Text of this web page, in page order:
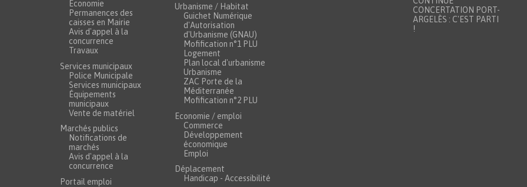
Économie
Permanences des
caisses en Mairie
Avis d'appel à la
concurrence
Travaux
Services municipaux
Police Municipale
Services municipaux
Équipements
municipaux
Vente de matériel
Marchés publics
Notifications de
marchés
Avis d'appel à la
concurrence
Portail emploi
Urbanisme / Habitat
Guichet Numérique
d'Autorisation
d'Urbanisme (GNAU)
Mofification n°1 PLU
Logement
Plan local d'urbanisme
Urbanisme
ZAC Porte de la
Méditerranée
Mofification n°2 PLU
Economie / emploi
Commerce
Développement
économique
Emploi
Déplacement
Handicap - Accessibilité
CONCERTATION PORT-
ARGELÈS : C'EST PARTI
!